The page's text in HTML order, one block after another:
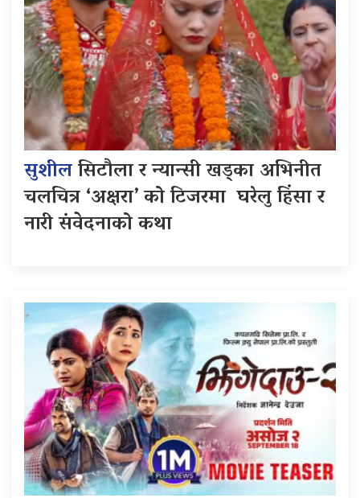
सुशीलसिटौला र न्यान्सी खड्का अभिनीत
चलचित्र ‘अक्षरा’ को टिजरमा घरेलु हिंसा र
नारी संवेदनाको कथा